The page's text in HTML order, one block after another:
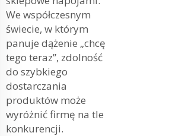
We współczesnym
świecie, w którym
panuje dążenie „chcę
tego teraz”, zdolność
do szybkiego
dostarczania
produktów może
wyróżnić firmę na tle
konkurencji.